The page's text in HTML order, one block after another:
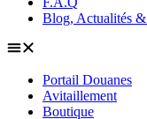
Blog, Actualités
Portail Douanes
Avitaillement
Boutique